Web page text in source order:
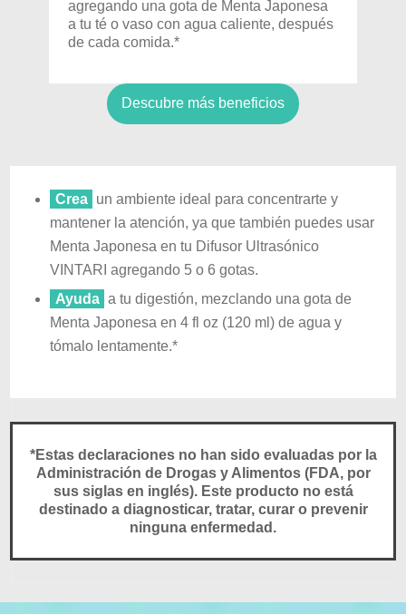
agregando una gota de Menta Japonesa
a tu té o vaso con agua caliente, después
de cada comida.*
Descubre más beneficios
Crea un ambiente ideal para concentrarte y
mantener la atención, ya que también puedes usar
Menta Japonesa en tu Difusor Ultrasónico
VINTARI agregando 5 o 6 gotas.
Ayuda a tu digestión, mezclando una gota de
Menta Japonesa en 4 fl oz (120 ml) de agua y
tómalo lentamente.*
*Estas declaraciones no han sido evaluadas por la
Administración de Drogas y Alimentos (FDA, por
sus siglas en inglés). Este producto no está
destinado a diagnosticar, tratar, curar o prevenir
ninguna enfermedad.